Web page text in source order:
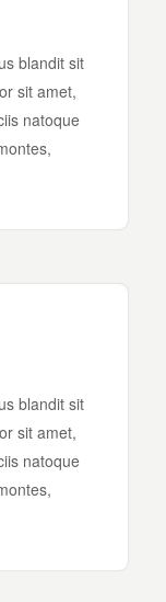
blandit sit
sit amet,
natoque
blandit sit
sit amet,
natoque